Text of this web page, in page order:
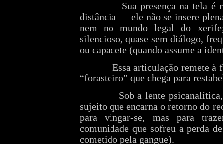
Sua presença na tela é
distância — ele não se insere
nem no mundo legal do
silencioso, quase sem diálogo,
ou capacete (quando assume a
Essa articulação remete à
“forasteiro” que chega para
Sob a lente
sujeito que encarna o retorno do
para vingar‑se, mas para
comunidade que sofreu a perda
cometido pela gangue).